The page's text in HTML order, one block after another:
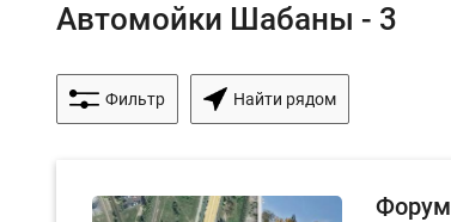
Автомойки Шабаны - 3
Фильтр Найти рядом
Форум